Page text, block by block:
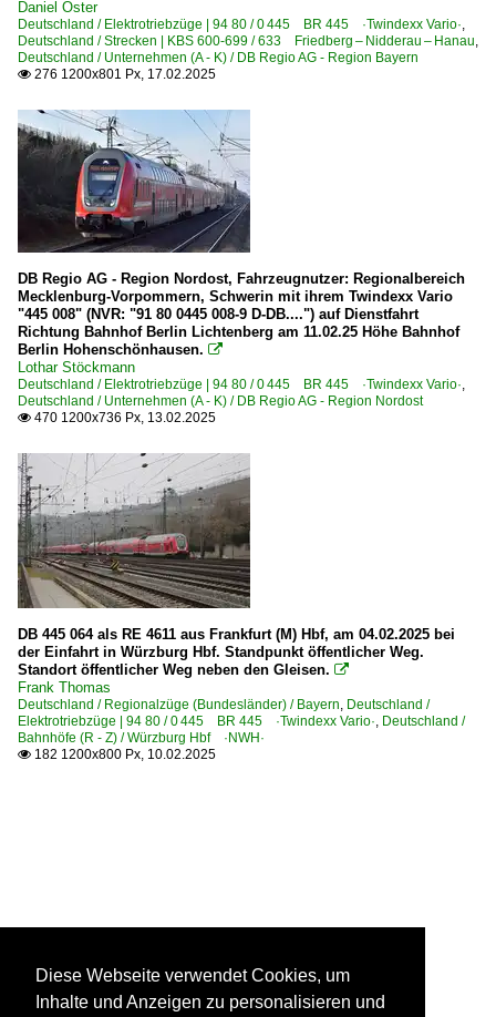
Daniel Oster
Deutschland / Elektrotriebzüge | 94 80 / 0 445 BR 445 ·Twindexx Vario·,
Deutschland / Strecken | KBS 600-699 / 633 Friedberg – Nidderau – Hanau,
Deutschland / Unternehmen (A - K) / DB Regio AG - Region Bayern
 276 1200x801 Px, 17.02.2025
DB Regio AG - Region Nordost, Fahrzeugnutzer: Regionalbereich
Mecklenburg-Vorpommern, Schwerin mit ihrem Twindexx Vario
"445 008" (NVR: "91 80 0445 008-9 D-DB....") auf Dienstfahrt
Richtung Bahnhof Berlin Lichtenberg am 11.02.25 Höhe Bahnhof
Berlin Hohenschönhausen. 
Lothar Stöckmann
Deutschland / Elektrotriebzüge | 94 80 / 0 445 BR 445 ·Twindexx Vario·,
Deutschland / Unternehmen (A - K) / DB Regio AG - Region Nordost
 470 1200x736 Px, 13.02.2025
DB 445 064 als RE 4611 aus Frankfurt (M) Hbf, am 04.02.2025 bei
der Einfahrt in Würzburg Hbf. Standpunkt öffentlicher Weg.
Standort öffentlicher Weg neben den Gleisen. 
Frank Thomas
Deutschland / Regionalzüge (Bundesländer) / Bayern, Deutschland /
Elektrotriebzüge | 94 80 / 0 445 BR 445 ·Twindexx Vario·, Deutschland /
Bahnhöfe (R - Z) / Würzburg Hbf ·NWH·
 182 1200x800 Px, 10.02.2025
Diese Webseite verwendet Cookies, um
Inhalte und Anzeigen zu personalisieren und